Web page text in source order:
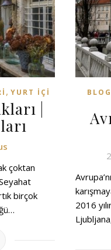
, YURT İÇI
|
çoktan
birçok
2016